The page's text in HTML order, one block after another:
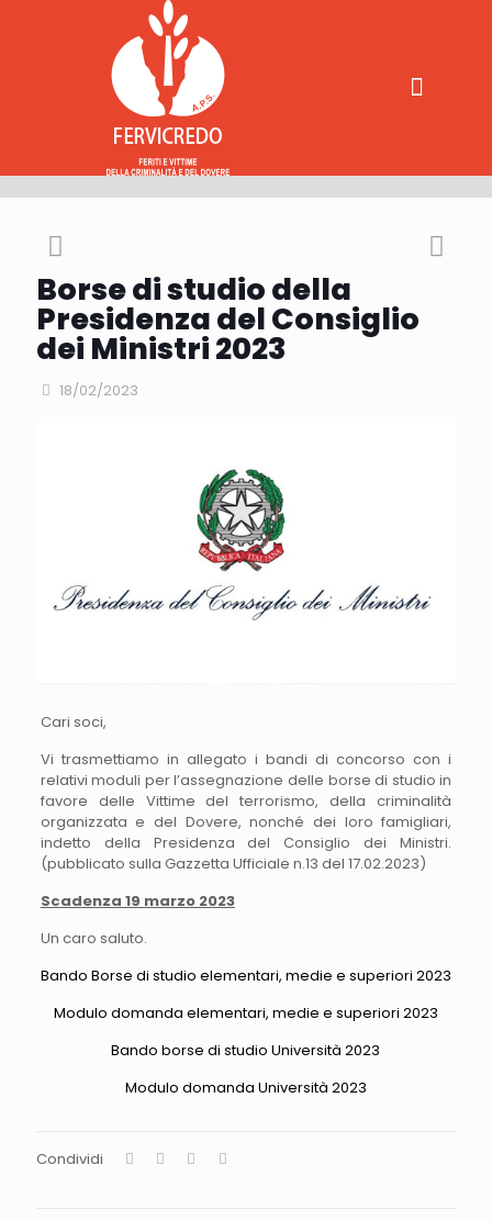
Borse di studio della
Presidenza del Consiglio
dei Ministri 2023
18/02/2023
Cari soci,
Vi trasmettiamo in allegato i bandi di concorso con i
relativi moduli per l’assegnazione delle borse di studio in
favore delle Vittime del terrorismo, della criminalità
organizzata e del Dovere, nonché dei loro famigliari,
indetto della Presidenza del Consiglio dei Ministri.
(pubblicato sulla Gazzetta Ufficiale n.13 del 17.02.2023)
Scadenza 19 marzo 2023
Un caro saluto.
Bando Borse di studio elementari, medie e superiori 2023
Modulo domanda elementari, medie e superiori 2023
Bando borse di studio Università 2023
Modulo domanda Università 2023
Condividi